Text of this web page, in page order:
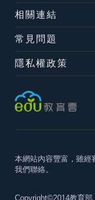
相關連結
常見問題
隱私權政策
本網站內容豐富，雖經
我們聯絡。
Copyright©2014教育部